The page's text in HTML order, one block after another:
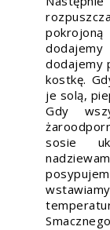
dodajemy
kostkę.
je solą,
Gdy
sosie